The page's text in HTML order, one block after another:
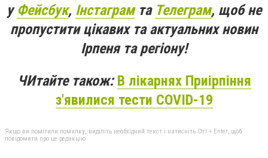
уФейсбук, Інстаграмта Телеграм, щоб не
пропустити цікавих та актуальних новин
Ірпеня та регіону!
ЧИтайте також:В лікарнях Приірпіння
з'явилися тести COVID-19
Якщо ви помітили помилку, виділіть необхідний текст і натисніть Ctrl + Enter, щоб
повідомити про це редакцію